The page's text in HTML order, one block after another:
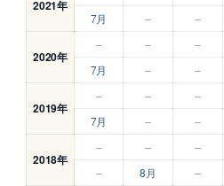
2021年
7月
– –
2020年
– – –
7月 – –
2019年
– – –
7月
– –
2018年
– – –
–
8月 –